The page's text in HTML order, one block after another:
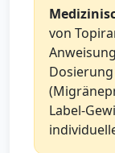
von
Label-